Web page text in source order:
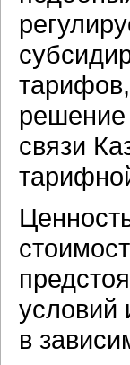
решение
связи
условий
в